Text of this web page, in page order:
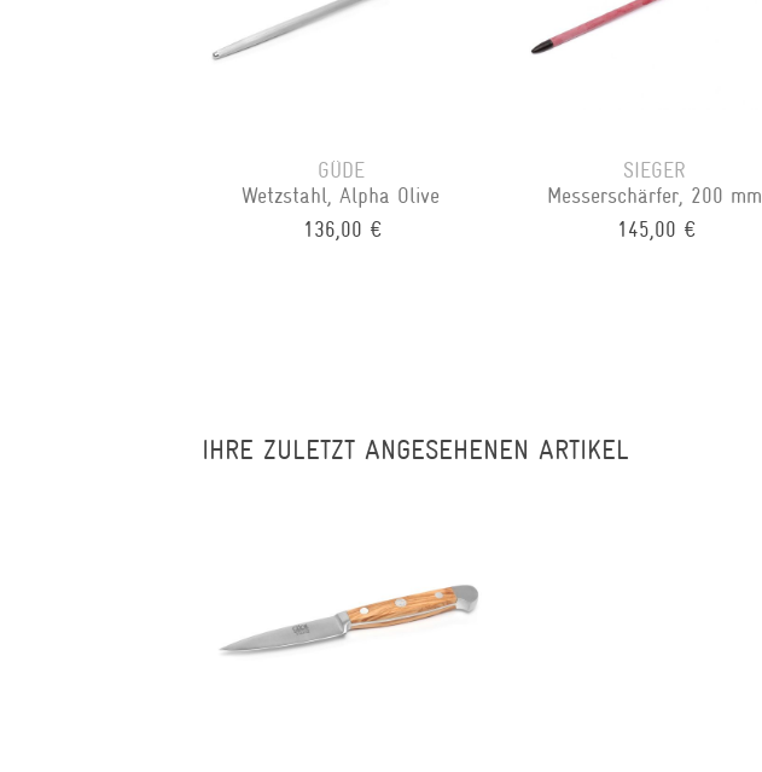
GÜDE
Wetzstahl, Alpha Olive
136,00 €
SIEGER
Messerschärfer, 200 mm
145,00 €
IHRE ZULETZT ANGESEHENEN ARTIKEL